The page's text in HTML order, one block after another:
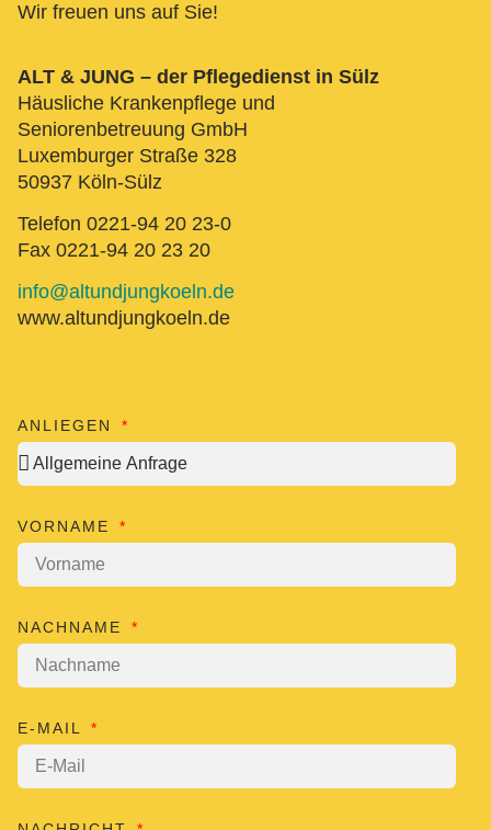
Wir freuen uns auf Sie!
ALT & JUNG – der Pflegedienst in Sülz
Häusliche Krankenpflege und
Seniorenbetreuung GmbH
Luxemburger Straße 328
50937 Köln-Sülz
Telefon 0221-94 20 23-0
Fax 0221-94 20 23 20
info@altundjungkoeln.de
www.altundjungkoeln.de
ANLIEGEN
VORNAME
NACHNAME
E-MAIL